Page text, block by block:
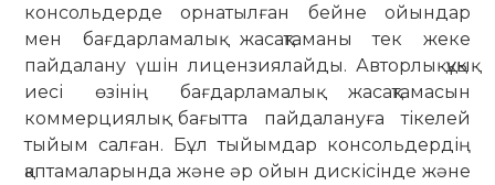
консольдерде орнатылған бейне ойындар
мен бағдарламалық жасақтаманы тек жеке
пайдалану үшін лицензиялайды. Авторлық құқық
иесі өзінің бағдарламалық жасақтамасын
коммерциялық бағытта пайдалануға тікелей
тыйым салған. Бұл тыйымдар консольдердің
қаптамаларында және әр ойын дискісінде және